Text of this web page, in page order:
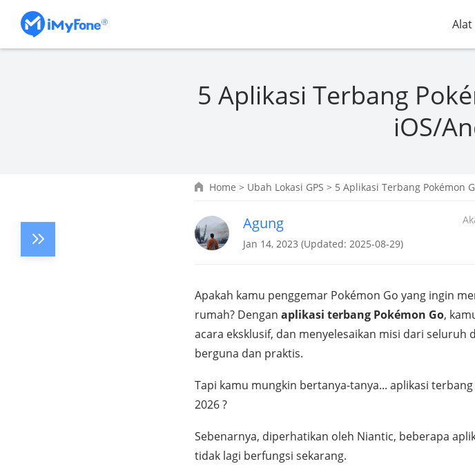
Alat
5 Aplikasi Terbang
iOS/
Home > Ubah Lokasi GPS > 5 Aplikasi Terbang Pokémon
Agung
Jan 14, 2023 (Updated: 2025-08-29)
Apakah kamu penggemar Pokémon Go yang ingin
rumah? Dengan aplikasi terbang Pokémon Go,
acara eksklusif, dan menyelesaikan misi dari
berguna dan praktis.
Tapi kamu mungkin bertanya-tanya... aplikasi
2026 ?
Sebenarnya, diperhatikan oleh Niantic, beberapa
tidak lagi berfungsi sekarang.